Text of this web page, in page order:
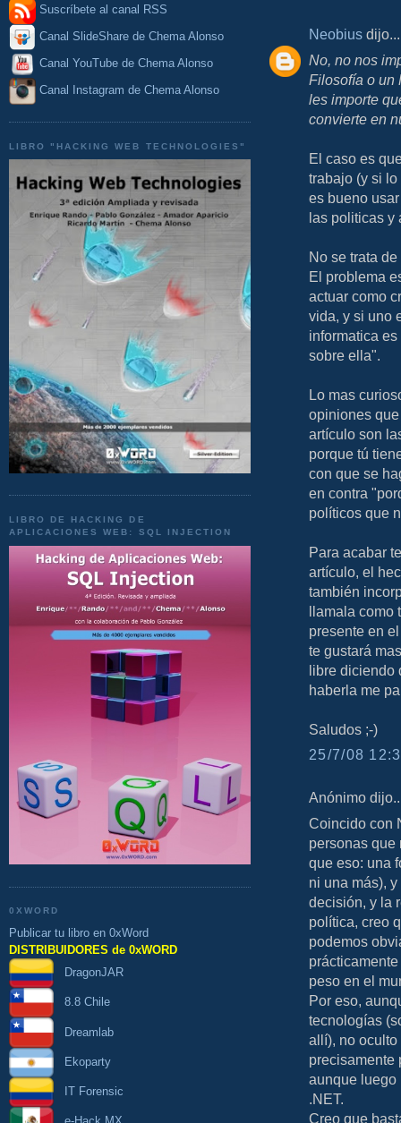
Suscríbete al canal RSS
Canal SlideShare de Chema Alonso
Canal YouTube de Chema Alonso
Canal Instagram de Chema Alonso
LIBRO "HACKING WEB TECHNOLOGIES"
LIBRO DE HACKING DE
APLICACIONES WEB: SQL INJECTION
0XWORD
Publicar tu libro en 0xWord
DISTRIBUIDORES de 0xWORD
DragonJAR
8.8 Chile
Dreamlab
Ekoparty
IT Forensic
Neobius dijo...
No, no nos
Filosofía o un
les importe
convierte en
El caso es
trabajo (y si
es bueno
las politicas y
No se trata
El problema
actuar como
vida, y si uno
informatica
sobre ella".
Lo mas
opiniones
artículo son
porque tú
con que se
en contra
políticos que
Para acabar
artículo, el
también
llamala
presente en
te gustará
libre diciendo
haberla me
Saludos ;-)
25/7/08
Anónimo
Coincido con
personas que
que eso: una
ni una más),
decisión, y la
política, creo
podemos
peso en el
Por eso,
tecnologías
allí), no
precisamente
aunque luego
.NET.
Creo que